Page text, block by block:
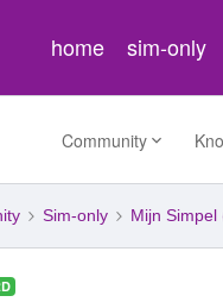
home sim-only
Community
Sim-only Mijn Simpel